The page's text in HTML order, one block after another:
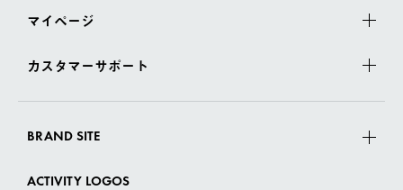
マイページ
カスタマーサポート
BRAND SITE
ACTIVITY LOGOS